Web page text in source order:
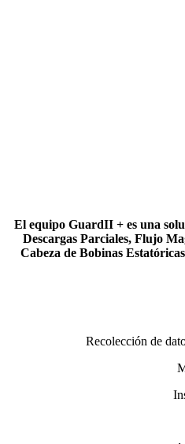
El equipo GuardII + es una
Descargas Parciales, Flujo
Cabeza de Bobinas
Recolección de